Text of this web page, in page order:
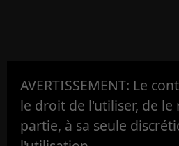
AVERTISSEMENT: Le
le droit de l'utiliser, de
partie, à sa seule